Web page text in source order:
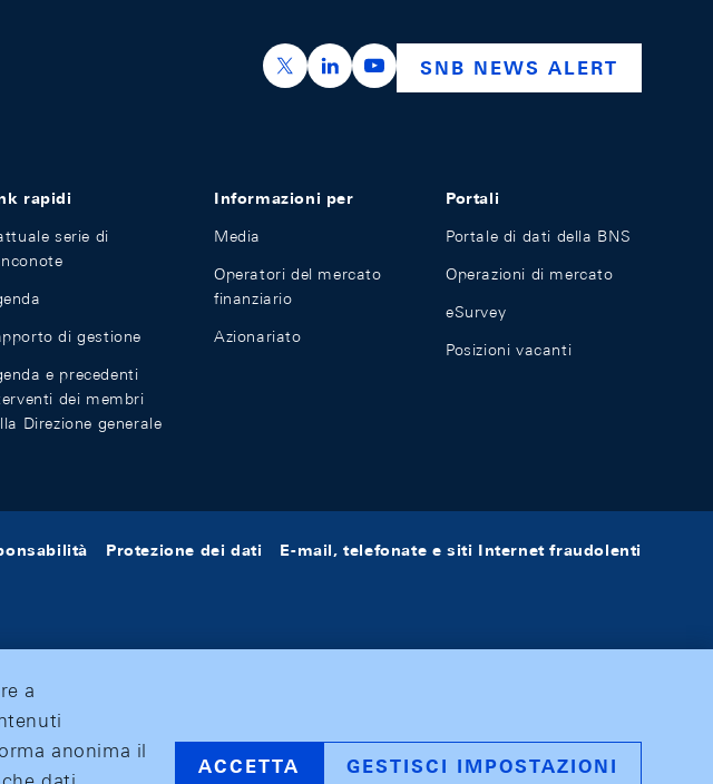
https://x.com/snb_bns
https://ch.linkedin.com/company/swiss-
https://www.youtube.com/
SNB NEWS ALERT
rapidi
serie di
di gestione
e precedenti
dei membri
Direzione generale
Informazioni per
Media
Operatori del mercato
finanziario
Azionariato
Portali
Portale di dati della BNS
Operazioni di mercato
eSurvey
Posizioni vacanti
Protezione dei dati E-mail, telefonate e siti Internet fraudolenti
a
anonima il
ACCETTA GESTISCI IMPOSTAZIONI